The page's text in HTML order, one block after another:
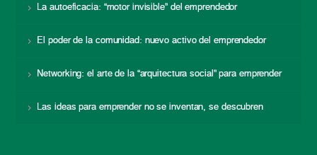
La autoeficacia: “motor invisible” del emprendedor
El poder de la comunidad: nuevo activo del emprendedor
Networking: el arte de la “arquitectura social” para emprender
Las ideas para emprender no se inventan, se descubren